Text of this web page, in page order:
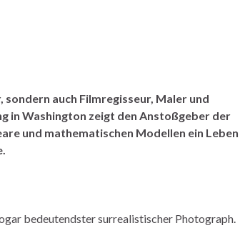
auch Filmregisseur, Maler und
in Washington zeigt den Anstoßgeber der
und mathematischen Modellen ein Leben
bedeutendster surrealistischer Photograph.